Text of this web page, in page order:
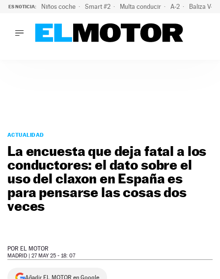
ES NOTICIA: Niños coche Smart #2 Multa conducir A-2 Baliza V-
PODCAST
MOTOS
TECNOLOGÍA
PREMIOS
SERVICIOS
ACTUALIDAD
La encuesta que deja fatal a los
conductores: el dato sobre el
uso del claxon en España es
para pensarse las cosas dos
veces
POR EL MOTOR
MADRID | 27 MAY 25 - 18: 07
Añadir EL MOTOR en Google